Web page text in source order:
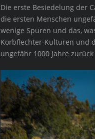
Die erste Besiedelung der
die ersten Menschen
wenige Spuren und das,
Korbflechter-Kulturen und
ungefähr 1000 Jahre